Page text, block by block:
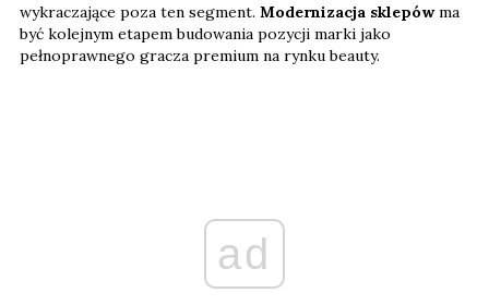
wykraczające poza ten segment. Modernizacja sklepówma
być kolejnym etapem budowania pozycji marki jako
pełnoprawnego gracza premium na rynku beauty.
ad